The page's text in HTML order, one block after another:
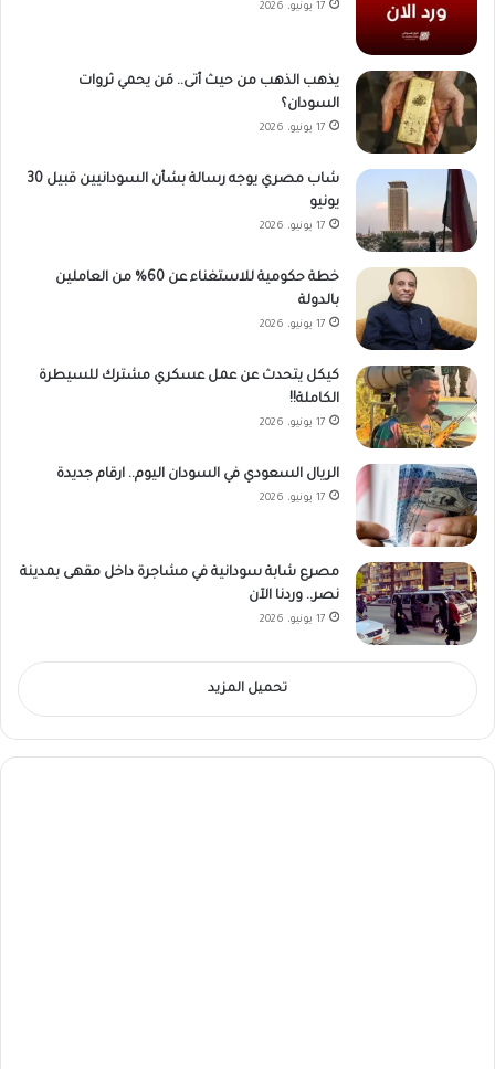
17 يونيو، 2026
يذهب الذهب من حيث أتى.. مَن يحمي ثروات
السودان؟
17 يونيو، 2026
شاب مصري يوجه رسالة بشأن السودانيين قبيل 30
يونيو
17 يونيو، 2026
خطة حكومية للاستغناء عن 60% من العاملين
بالدولة
17 يونيو، 2026
كيكل يتحدث عن عمل عسكري مشترك للسيطرة
الكاملة!!
17 يونيو، 2026
الريال السعودي في السودان اليوم.. ارقام جديدة
17 يونيو، 2026
مصرع شابة سودانية في مشاجرة داخل مقهى بمدينة
نصر.. وردنا الآن
17 يونيو، 2026
تحميل المزيد